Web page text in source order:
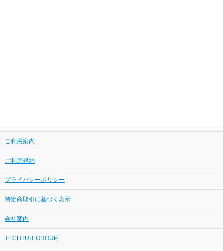
ご利用案内
ご利用規約
プライバシーポリシー
特定商取引に基づく表示
会社案内
TECHTUIT GROUP